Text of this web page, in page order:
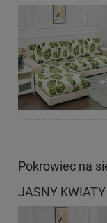
Pokrowiec na
JASNY KWIATY